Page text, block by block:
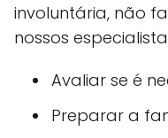
involuntária, não
nossos
Avaliar se é
Preparar a